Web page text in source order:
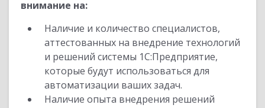
внимание на:
Наличие и количество специалистов,
аттестованных на внедрение технологий
и решений системы 1С:Предприятие,
которые будут использоваться для
автоматизации ваших задач.
Наличие опыта внедрения решений